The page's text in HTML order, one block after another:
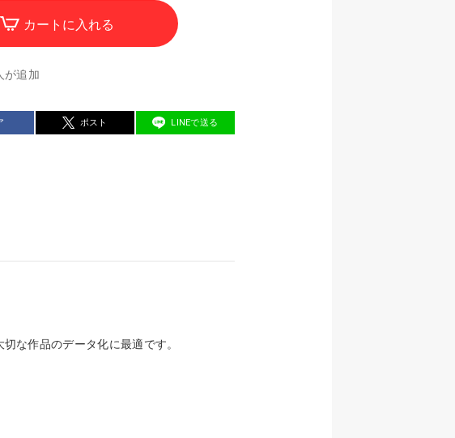
カートに入れる
が追加
ポスト LINEで送る
な作品のデータ化に最適です。